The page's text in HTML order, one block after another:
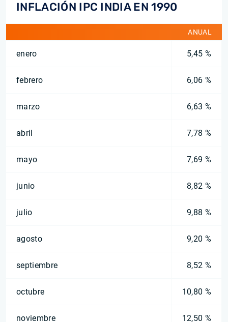
INFLACIÓN IPC INDIA EN 1990
ANUAL
enero 5,45 %
febrero 6,06 %
marzo 6,63 %
abril 7,78 %
mayo 7,69 %
junio 8,82 %
julio 9,88 %
agosto 9,20 %
septiembre 8,52 %
octubre 10,80 %
noviembre 12,50 %